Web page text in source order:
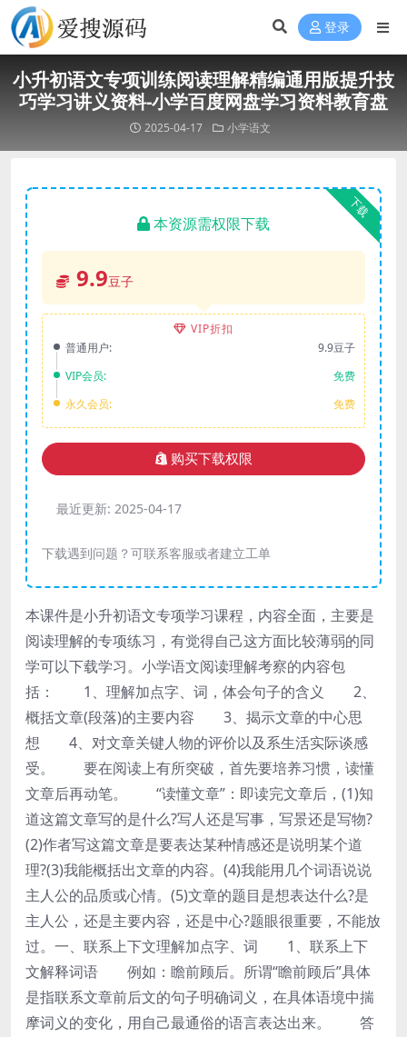
登录
小升初语文专项训练阅读理解精编通用版提升技
巧学习讲义资料-小学百度网盘学习资料教育盘
2025-04-17 小学语文
下载
本资源需权限下载
9.9豆子
VIP折扣
普通用户:
9.9豆子
VIP会员:
免费
永久会员:
免费
购买下载权限
最近更新: 2025-04-17
下载遇到问题？可联系客服或者建立工单
本课件是小升初语文专项学习课程，内容全面，主要是
阅读理解的专项练习，有觉得自己这方面比较薄弱的同
学可以下载学习。小学语文阅读理解考察的内容包
括： 1、理解加点字、词，体会句子的含义 2、
概括文章(段落)的主要内容 3、揭示文章的中心思
想 4、对文章关键人物的评价以及系生活实际谈感
受。 要在阅读上有所突破，首先要培养习惯，读懂
文章后再动笔。 “读懂文章”：即读完文章后，(1)知
道这篇文章写的是什么?写人还是写事，写景还是写物?
(2)作者写这篇文章是要表达某种情感还是说明某个道
理?(3)我能概括出文章的内容。(4)我能用几个词语说说
主人公的品质或心情。(5)文章的题目是想表达什么?是
主人公，还是主要内容，还是中心?题眼很重要，不能放
过。一、联系上下文理解加点字、词 1、联系上下
文解释词语 例如：瞻前顾后。所谓“瞻前顾后”具体
是指联系文章前后文的句子明确词义，在具体语境中揣
摩词义的变化，用自己最通俗的语言表达出来。 答